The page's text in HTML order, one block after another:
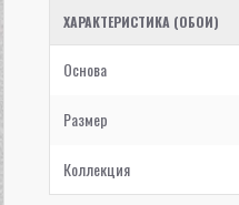
ХАРАКТЕРИСТИКА (ОБОИ)
Основа
Размер
Коллекция